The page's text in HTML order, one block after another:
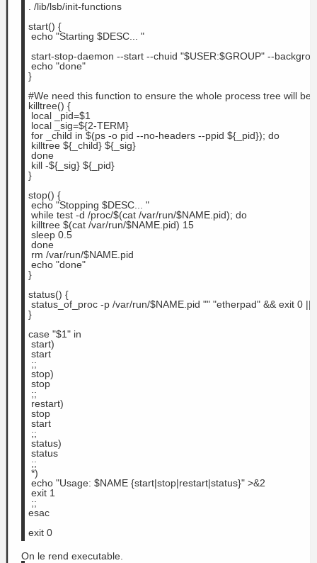
. /lib/lsb/init-functions
start() {
echo "Starting $DESC... "
start-stop-daemon --start --chuid "$USER:$GROUP" --
echo "done"
}
#We need this function to ensure the whole process tree will be
killtree() {
local _pid=$1
local _sig=${2-TERM}
for _child in $(ps -o pid --no-headers --ppid ${_pid}); do
killtree ${_child} ${_sig}
done
kill -${_sig} ${_pid}
}
stop() {
echo "Stopping $DESC... "
while test -d /proc/$(cat /var/run/$NAME.pid); do
killtree $(cat /var/run/$NAME.pid) 15
sleep 0.5
done
rm /var/run/$NAME.pid
echo "done"
}
status() {
status_of_proc -p /var/run/$NAME.pid "" "etherpad" && exit 0 ||
}
case "$1" in
start)
start
;;
stop)
stop
;;
restart)
stop
start
;;
status)
status
;;
*)
echo "Usage: $NAME {start|stop|restart|status}" >&2
exit 1
;;
esac
exit 0
On le rend executable.